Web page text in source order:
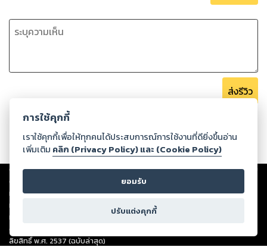
ส่งรีวิว
Copyright ©2026Storylog Co., Ltd. - สตอรี่ล็อกขอสงวนสิทธิ์ไม่รับผิดชอบ
ต่อผลงานหรือเนื้อหาใดที่อัปโหลดผ่านเว็บไซต์และปรากฏว่าละเมิดสิทธิใน
ทรัพย์สินทางปัญญาของบุคคลอื่นหรือขัดต่อกฎหมายและศีลธรรม ดังนั้น ผู้อ่าน
ทุกท่านโปรดใช้วิจารณญาณในการกลั่นกรองด้วยตนเอง และหากท่านพบว่าส่วน
หนึ่งส่วนใดขัดต่อกฎหมายและศีลธรรม กรุณาแจ้งมายังบริษัท เพื่อทีมงานจะได้
ดำเนินการในทันที ทั้งนี้ ทางสตอรี่ล็อกขอสงวนลิขสิทธิ์ตามพระราชบัญญัติ
ลิขสิทธิ์ พ.ศ. 2537 (ฉบับล่าสุด)
การใช้คุกกี้
เราใช้คุกกี้เพื่อให้ทุกคนได้ประสบการณ์การใช้งานที่ดียิ่งขึ้นอ่าน
เพิ่มเติม คลิก (Privacy Policy) และ (Cookie Policy)
ยอมรับ
ปรับแต่งคุกกี้